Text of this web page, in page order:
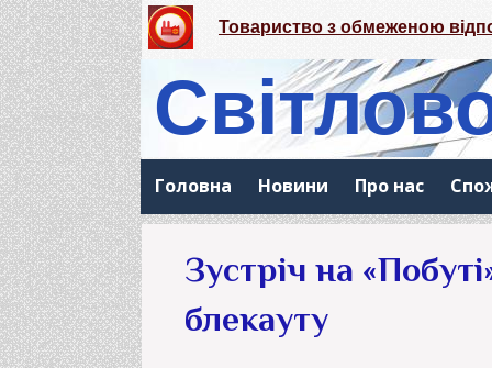
Головна Новини Про нас
Товариство з обмеженою
Спільне підприємство
Товариство з обмеженою
Зустріч на
блекауту